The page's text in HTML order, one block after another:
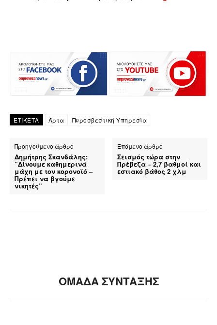
ΕΤΙΚΕΤΑ Άρτα Πυροσβεστική Υπηρεσία
Προηγούμενο άρθρο
Δημήτρης Σκανδάλης:
”Δίνουμε καθημερινά
μάχη με τον κορονοϊό –
Πρέπει να βγούμε
νικητές”
Επόμενο άρθρο
Σεισμός τώρα στην
Πρέβεζα – 2,7 βαθμοί και
εστιακό βάθος 2 χλμ
ΟΜΑΔΑ ΣΥΝΤΑΞΗΣ